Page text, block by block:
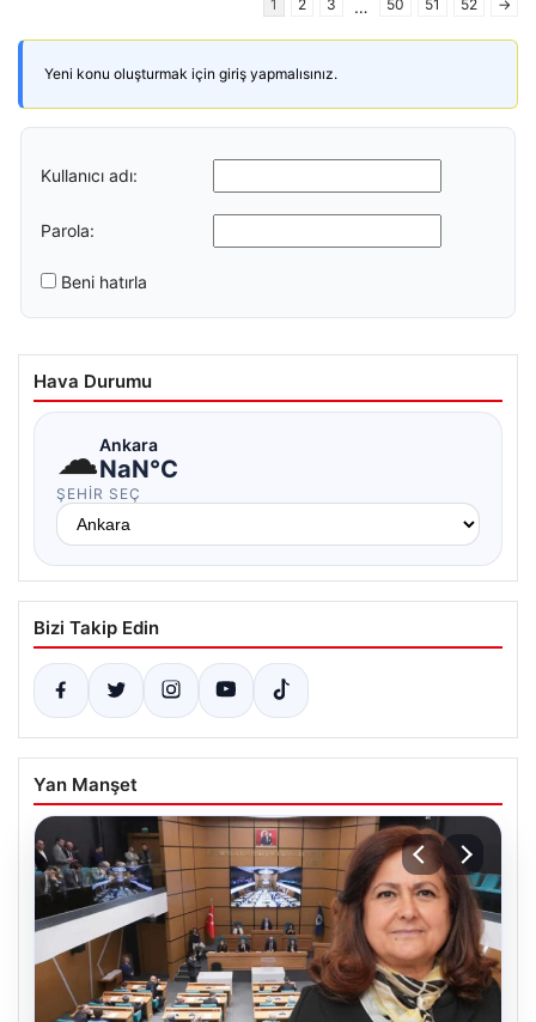
1 2 3 … 50 51 52 →
Yeni konu oluşturmak için giriş yapmalısınız.
Kullanıcı adı:
Parola:
Beni hatırla
Hava Durumu
☁Ankara
NaN°C
ŞEHIR SEÇ
Bizi Takip Edin
Yan Manşet